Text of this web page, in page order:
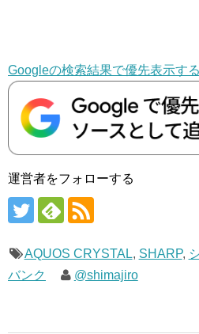
Googleの検索結果で優先表示する
運営者をフォローする
AQUOS CRYSTAL, SHARP,
バンク
@shimajiro